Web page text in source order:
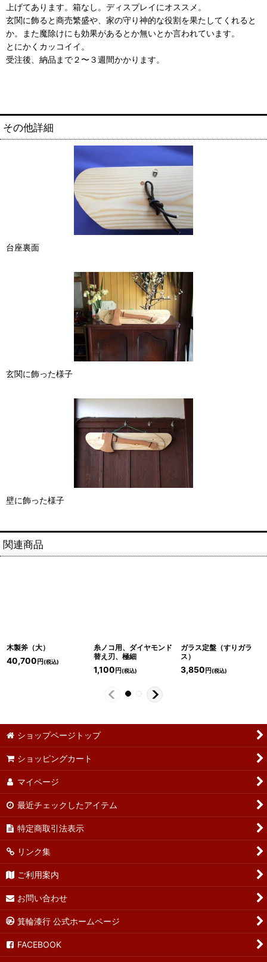
上げてあります。箱なし。ディスプレイにオススメ。
玄関に飾ると商売繁盛や、家の守り神的な役割を果たしてくれると
か。また魔除けにも効果があるとか無いとか言われています。
とにかくカッコイイ。
受注後、納品まで２〜３週間かかります。
その他詳細
台座裏面
玄関に飾った様子
壁に飾った様子
関連商品
木製斧（大）
40,700 円(税込)
糸ノコ用、ダイヤモンド
替え刃、極細
1,100 円(税込)
ガラス定盤（すりガラ
ス）
3,850 円(税込)
ショップページトップ
ショッピングカート
マイページ
最近チェックしたアイテム
特定商取引法表示
リンク集
ご利用案内
お問い合わせ
箕輪漆行 公式ホームページ
FACEBOOK